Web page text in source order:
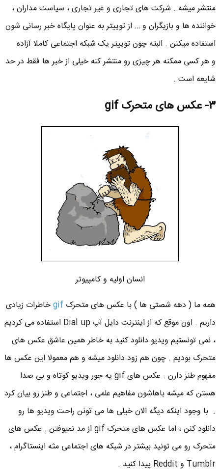
منتشر میشه . شرکت های تجاری و غیر تجاری ، سیاست مداران ،
خواننده ها و بازیگران و … از توییتر به عنوان پایگاه خبر رسانی شون
استفاده میکنن . البته چون توییتر یک شبکه اجتماعی کاملا آزاده
و هر کسی ممکنه هر چیزی رو منتشر کنه خیلی از خبر ها فقط در حد
شایعه است .
۳- عکس های متحرک gif
انسان اولیه و کامپیوتر
همه ما ( دهه شصتی ها ) با عکس های متحرک gifخاطرات زیادی
داریم . اون موقع که از اینترنت دایل آپ Dial up استفاده می کردیم
، نمی تونستیم ویدیو دانلود کنید به خاطر همین عاشق عکس های
متحرک بودیم . چون هم زود دانلود میشه و هم معمولا این عکس ها
مفهوم طنز دارن . عکس های gif یه جور ویدیو کوتاه و بی صدا
هستن که میشه باهاشون مفاهیم علمی ، اجتماعی و طنز رو بیان کرد
. با وجود اینکه دیگه الان خیلی ها می تونن راحت ویدیو ها رو
دانلود کنن ، اما عکس های متحرک gif از مد نمیوفتن . عکس های
متحرک رو می تونید بیشتر در شبکه های اجتماعی مثه اینستاگرام ،
Tumblr و Reddit پیدا کنید .